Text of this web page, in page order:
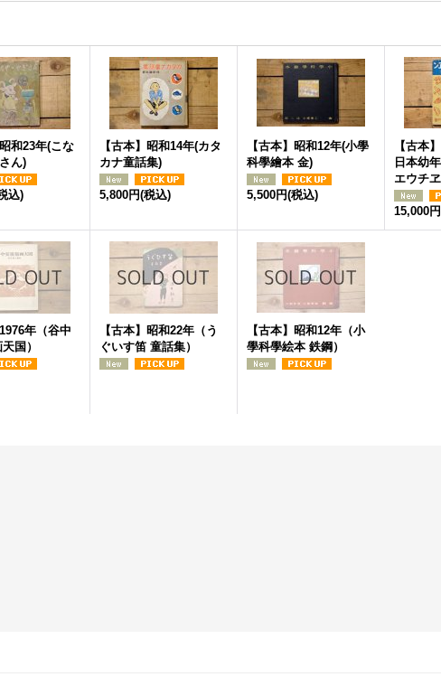
昭和23年(こな
ん)
込)
【古本】昭和14年(カタ
カナ童話集)
5,800円(税込)
【古本】昭和12年(小學
科學繪本 金)
5,500円(税込)
【古本
日本幼
エウチヱ
15,000円
年（谷中
国）
【古本】昭和22年（う
ぐいす笛 童話集）
【古本】昭和12年（小
學科學絵本 鉄鋼）